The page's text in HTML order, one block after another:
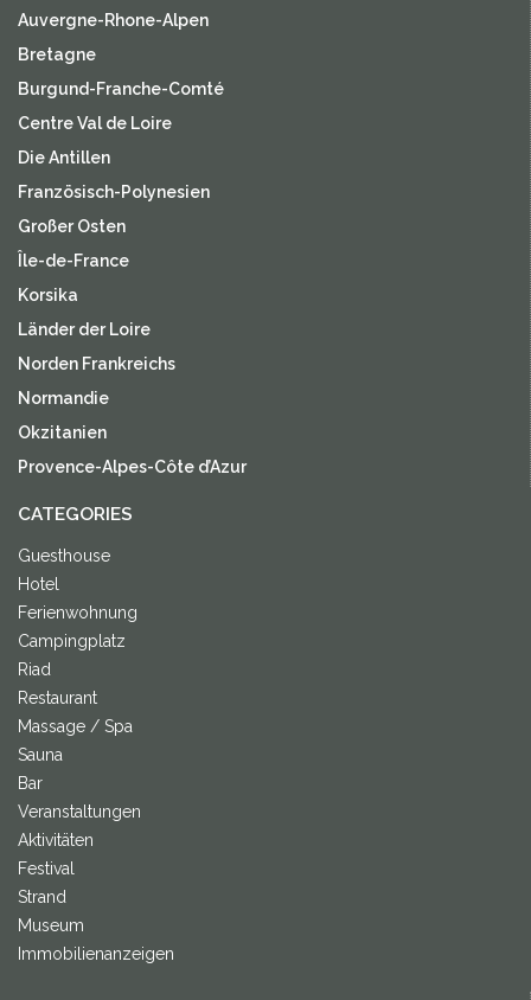
Auvergne-Rhone-Alpen
Bretagne
Burgund-Franche-Comté
Centre Val de Loire
Die Antillen
Französisch-Polynesien
Großer Osten
Île-de-France
Korsika
Länder der Loire
Norden Frankreichs
Normandie
Okzitanien
Provence-Alpes-Côte d’Azur
CATEGORIES
Guesthouse
Hotel
Ferienwohnung
Campingplatz
Riad
Restaurant
Massage / Spa
Sauna
Bar
Veranstaltungen
Aktivitäten
Festival
Strand
Museum
Immobilienanzeigen